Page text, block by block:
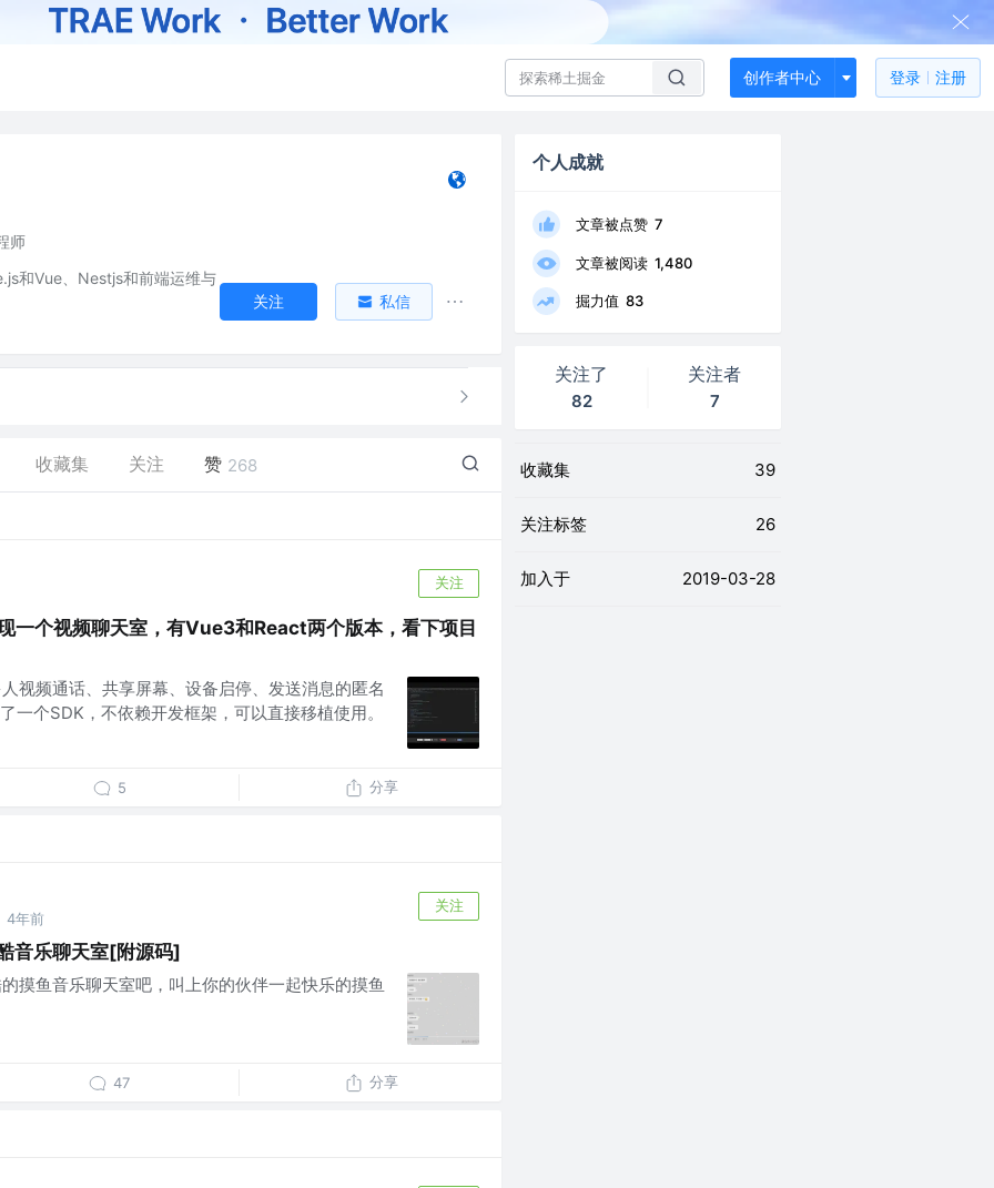
创作者中心 登录 注册
师
和Vue、Nestjs和前端运维与
关注
私信
收藏集 关注 赞 268
关注
一个视频聊天室，有Vue3和React两个版本，看下项目
视频通话、共享屏幕、设备启停、发送消息的匿名
一个SDK，不依赖开发框架，可以直接移植使用。
5 分享
4年前
关注
音乐聊天室[附源码]
摸鱼音乐聊天室吧，叫上你的伙伴一起快乐的摸鱼
47 分享
个人成就
文章被点赞 7
文章被阅读 1,480
掘力值 83
关注了
82
关注者
7
收藏集 39
关注标签 26
加入于 2019-03-28